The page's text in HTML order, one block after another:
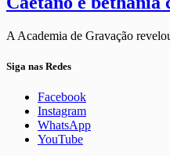
A Academia de Gravação
Siga nas Redes
Facebook
Instagram
WhatsApp
YouTube